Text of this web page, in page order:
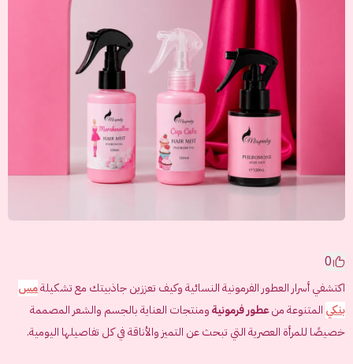
0
اكتشفي أسرار العطور الفرمونية النسائية وكيف تعززين جاذبيتك مع تشكيلةمس
بنكي المتنوعة منعطور فرمونيةومنتجات العناية بالجسم والشعر المصممة
خصيصًا للمرأة العصرية التي تبحث عن التميز والأناقة في كل تفاصيلها اليومية.